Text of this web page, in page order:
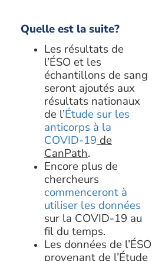
Quelle est la suite?
Les résultats de
l’ÉSO et les
échantillons de sang
seront ajoutés aux
résultats nationaux
de l’Étude sur les
anticorps à la
COVID-19 de
CanPath.
Encore plus de
chercheurs
commenceront à
utiliser les données
sur la COVID-19 au
fil du temps.
Les données de l’ÉSO
provenant de l’Étude